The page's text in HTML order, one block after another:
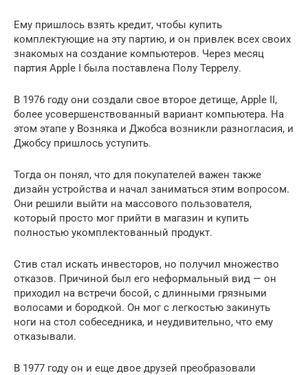
Ему пришлось взять кредит, чтобы купить
комплектующие на эту партию, и он привлек всех своих
знакомых на создание компьютеров. Через месяц
партия Apple I была поставлена Полу Террелу.
В 1976 году они создали свое второе детище, Apple II,
более усовершенствованный вариант компьютера. На
этом этапе у Возняка и Джобса возникли разногласия, и
Джобсу пришлось уступить.
Тогда он понял, что для покупателей важен также
дизайн устройства и начал заниматься этим вопросом.
Они решили выйти на массового пользователя,
который просто мог прийти в магазин и купить
полностью укомплектованный продукт.
Стив стал искать инвесторов, но получил множество
отказов. Причиной был его неформальный вид — он
приходил на встречи босой, с длинными грязными
волосами и бородкой. Он мог с легкостью закинуть
ноги на стол собеседника, и неудивительно, что ему
отказывали.
В 1977 году он и еще двое друзей преобразовали